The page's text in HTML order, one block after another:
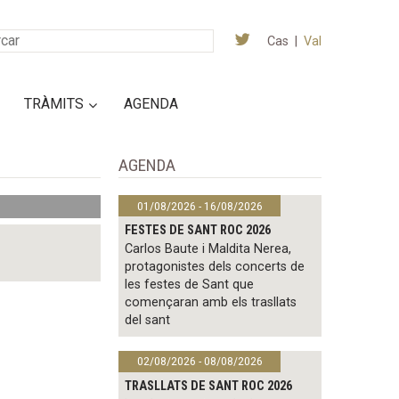
Cas Val
TRÀMITS AGENDA
AGENDA
01/08/2026 - 16/08/2026
FESTES DE SANT ROC 2026
Carlos Baute i Maldita Nerea,
protagonistes dels concerts de
les festes de Sant que
començaran amb els trasllats
del sant
02/08/2026 - 08/08/2026
TRASLLATS DE SANT ROC 2026